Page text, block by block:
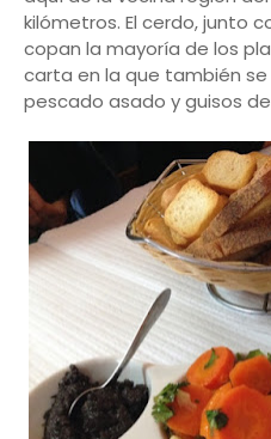
kilómetros. El cerdo, junto
copan la mayoría de los
carta en la que también
pescado asado y guisos